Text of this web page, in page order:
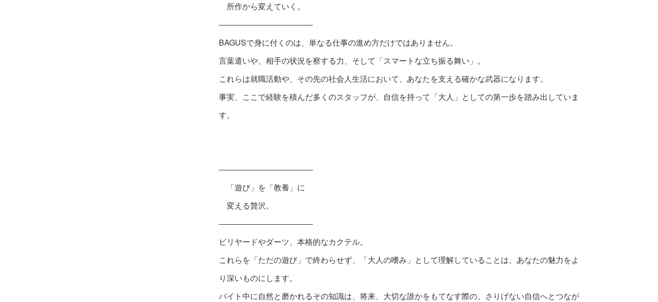
所作から変えていく。
――――――――――――
BAGUSで身に付くのは、単なる仕事の進め方だけではありません。
言葉遣いや、相手の状況を察する力、そして「スマートな立ち振る舞い」。
これらは就職活動や、その先の社会人生活において、あなたを支える確かな武器になります。
事実、ここで経験を積んだ多くのスタッフが、自信を持って「大人」としての第一歩を踏み出していま
す。
――――――――――――
「遊び」を「教養」に
変える贅沢。
――――――――――――
ビリヤードやダーツ、本格的なカクテル。
これらを「ただの遊び」で終わらせず、「大人の嗜み」として理解していることは、あなたの魅力をよ
り深いものにします。
バイト中に自然と磨かれるその知識は、将来、大切な誰かをもてなす際の、さりげない自信へとつなが